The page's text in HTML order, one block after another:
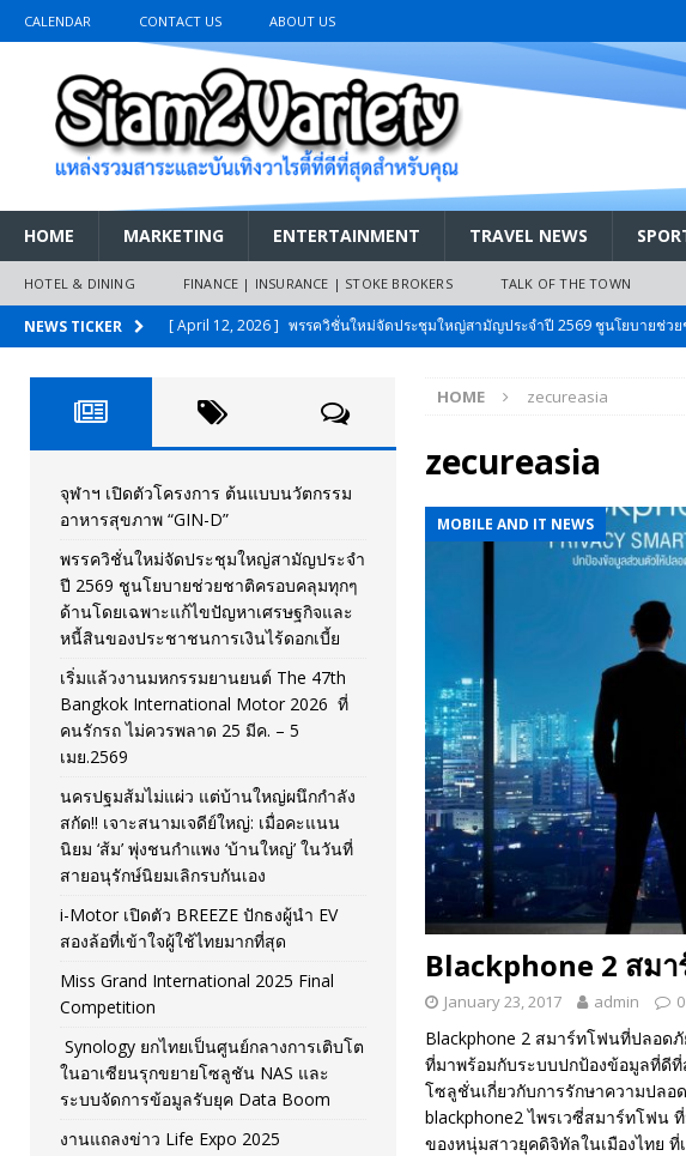
CALENDAR CONTACT US ABOUT US
HOME MARKETING ENTERTAINMENT TRAVEL NEWS
HOTEL & DINING FINANCE | INSURANCE | STOKE BROKERS TALK OF THE TOWN
NEWS TICKER [ April 12, 2026 ] พรรควิชั่นใหม่จัดประชุมใหญ่สามัญประจำปี 2569 ชูนโยบายช่ว
[ March 26, 2026 ]
เริ่มแล้วงานมหกรรมยานยนต์ The 47th Bangkok
เมย.2569
AUTO NEWS
[ February 10, 2026 ] นครปฐมส้มไม่แผ่ว แต่บ้านใหญ่ผนึกกำลัง สกัด!! เจาะสนามเ
วันที่สายอนุรักษ์นิยมเลิกรบกันเอง
PR NEWS
[ November 26, 2025 ] i-Motor เปิดตัว BREEZE ปักธงผู้นำ EV สองล้อที่เข้าใจผู้ใช้
[ April 30, 2026 ] จุฬาฯ เปิดตัวโครงการ ต้นแบบนวัตกรรมอาหารสุขภาพ “GIN-D”
HOME zecureasia
zecureasia
MOBILE AND IT NEWS
Blackphone 2 สม
January 23, 2017 admin 0
Blackphone 2 สมาร์ทโฟนที่ปลอด
ที่มาพร้อมกับระบบปกป้องข้อมูลที่ดีที่
โซลูชั่นเกี่ยวกับการรักษาความปล
blackphone2 ไพรเวซี่สมาร์ทโฟน
ของหนุ่มสาวยุคดิจิทัลในเมืองไทย
จุฬาฯ เปิดตัวโครงการ ต้นแบบนวัตกรรม
อาหารสุขภาพ “GIN-D”
พรรควิชั่นใหม่จัดประชุมใหญ่สามัญประจำ
ปี 2569 ชูนโยบายช่วยชาติครอบคลุมทุกๆ
ด้านโดยเฉพาะแก้ไขปัญหาเศรษฐกิจและ
หนี้สินของประชาชนการเงินไร้ดอกเบี้ย
เริ่มแล้วงานมหกรรมยานยนต์ The 47th
Bangkok International Motor 2026 ที่
คนรักรถ ไม่ควรพลาด 25 มีค. – 5
เมย.2569
นครปฐมส้มไม่แผ่ว แต่บ้านใหญ่ผนึกกำลัง
สกัด!! เจาะสนามเจดีย์ใหญ่: เมื่อคะแนน
นิยม ‘ส้ม’ พุ่งชนกำแพง ‘บ้านใหญ่’ ในวันที่
สายอนุรักษ์นิยมเลิกรบกันเอง
i-Motor เปิดตัว BREEZE ปักธงผู้นำ EV
สองล้อที่เข้าใจผู้ใช้ไทยมากที่สุด
Miss Grand International 2025 Final
Competition
Synology ยกไทยเป็นศูนย์กลางการเติบโต
ในอาเซียนรุกขยายโซลูชัน NAS และ
ระบบจัดการข้อมูลรับยุค Data Boom
งานแถลงข่าว Life Expo 2025